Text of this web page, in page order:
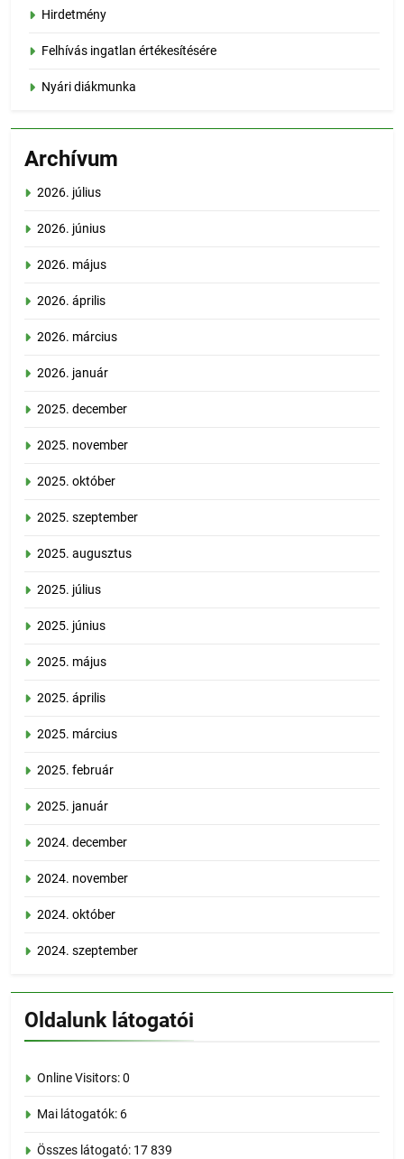
Hirdetmény
Felhívás ingatlan értékesítésére
Nyári diákmunka
Archívum
2026. július
2026. június
2026. május
2026. április
2026. március
2026. január
2025. december
2025. november
2025. október
2025. szeptember
2025. augusztus
2025. július
2025. június
2025. május
2025. április
2025. március
2025. február
2025. január
2024. december
2024. november
2024. október
2024. szeptember
Oldalunk látogatói
Online Visitors:0
Mai látogatók: 6
Összes látogató: 17 839